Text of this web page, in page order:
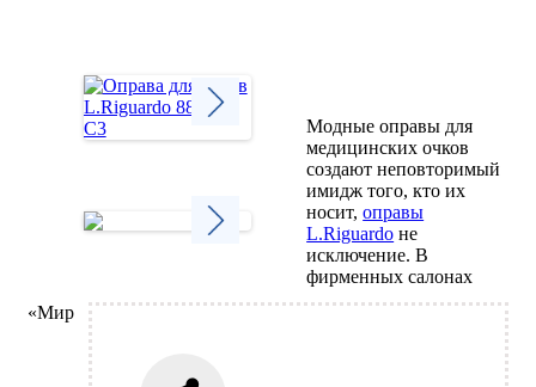
Модные оправы для
медицинских очков
создают неповторимый
имидж того, кто их
носит,оправы
L.Riguardo не
исключение. В
фирменных салонах
«Мир